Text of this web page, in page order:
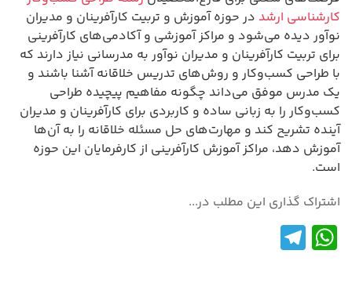
کارشناسی ارشد در حوزه آموزش و تربیت کارآفرینان و مدیران
نوآور دیده می‌شود و مراکز آموزشی و آکادمی‌های کارآفرینی
برای تربیت کارآفرینان و مدیران نوآور به مدرسانی نیاز دارند که
با طراحی کسب‌وکار و روش‌های تدریس خلاقانه آشنا باشند و
یک مدرس موفق می‌داند چگونه مفاهیم پیچیده طراحی
کسب‌وکار را به زبانی ساده و کاربردی برای کارآفرینان و مدیران
آینده تشریح کند و مهارت‌های حل مسئله خلاقانه را به آن‌ها
آموزش دهد، مراکز آموزش کارآفرینی از کارفرمایان این حوزه
است.
اشتراک گذاری این مطلب در...
W
h